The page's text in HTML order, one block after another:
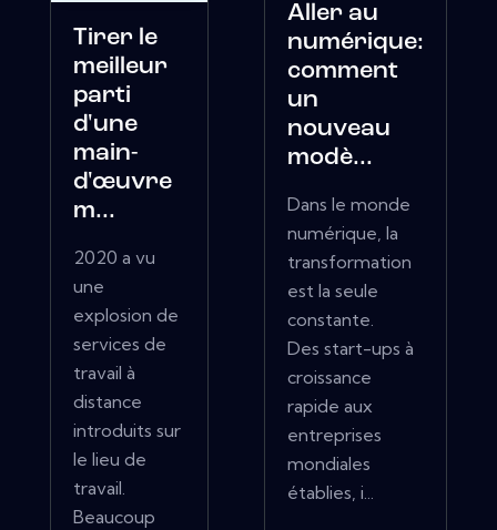
Tirer le
meilleur
parti
d'une
main-
d'œuvre
m...
2020 a vu
une
explosion de
services de
travail à
distance
introduits sur
le lieu de
travail.
Beaucoup
Aller au
numérique:
comment
un
nouveau
modè...
Dans le monde
numérique, la
transformation
est la seule
constante.
Des start-ups à
croissance
rapide aux
entreprises
mondiales
établies, i...